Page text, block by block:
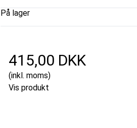
På lager
415,00 DKK
(inkl. moms)
Vis produkt